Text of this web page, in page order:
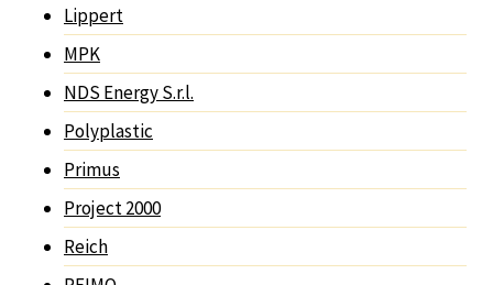
Lippert
MPK
NDS Energy S.r.l.
Polyplastic
Primus
Project 2000
Reich